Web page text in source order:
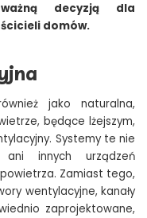
decyzją dla
domów.
jako naturalna,
będące lżejszym,
Systemy te nie
ani innych urządzeń
Zamiast tego,
wentylacyjne, kanały
zaprojektowane,